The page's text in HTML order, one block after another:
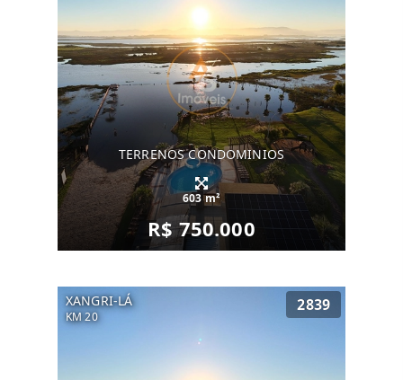
TERRENOS CONDOMINIOS
603 m²
R$ 750.000
XANGRI-LÁ
KM 20
2839